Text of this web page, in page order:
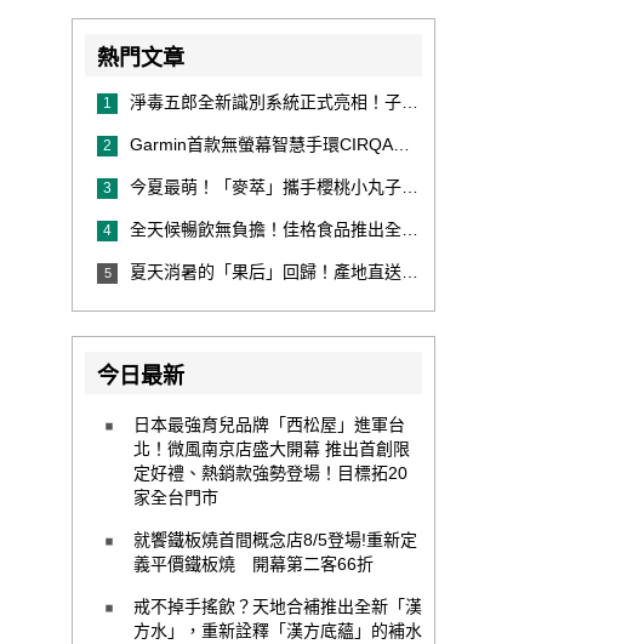
熱門文章
1 淨毒五郎全新識別系統正式亮相！子品牌然本再推體香噴霧新產品！
2 Garmin首款無螢幕智慧手環CIRQA登場 專注健康無須訂閱！ 輕量舒適風格百搭 生態系無縫串接 打造全天候零干擾健康與恢復管理新體驗
3 今夏最萌！「麥萃」攜手櫻桃小丸子推納涼限定版，8款超萌浴衣包裝，粉絲必收！還有限量聯名提袋！
4 全天候暢飲無負擔！佳格食品推出全新穀物茶品牌「穀萃」 首發「穀萃 蕎麥國寶茶」無糖、0咖啡因 24小時暖心陪伴
5 夏天消暑的「果后」回歸！產地直送泰國鮮山竹，打造夏日最頂級的天然補給
今日最新
日本最強育兒品牌「西松屋」進軍台
北！微風南京店盛大開幕 推出首創限
定好禮、熱銷款強勢登場！目標拓20
家全台門市
就饗鐵板燒首間概念店8/5登場!重新定
義平價鐵板燒 開幕第二客66折
戒不掉手搖飲？天地合補推出全新「漢
方水」，重新詮釋「漢方底蘊」的補水